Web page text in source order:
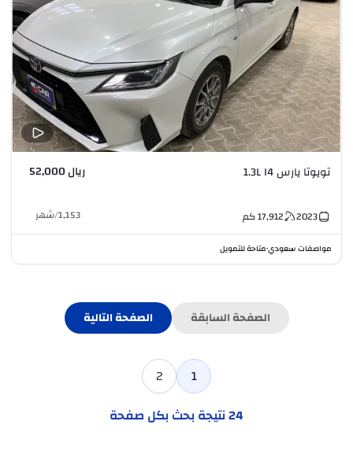
تويوتا يارس 1.3L I4 ريال 52,000
2023
17,912كم 1,153
/شهر
مواصفات سعودي•متاحة للتمويل
الصفحة السابقة الصفحة التالية
1
2
24نتيجة بحث بكل صفحة